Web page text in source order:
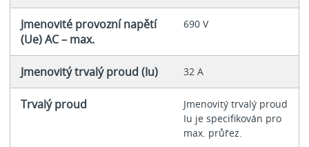
Jmenovité provozní napětí
(Ue) AC – max.
690 V
Jmenovitý trvalý proud (Iu) 32 A
Trvalý proud
Jmenovitý trvalý proud
Iu je specifikován pro
max. průřez.